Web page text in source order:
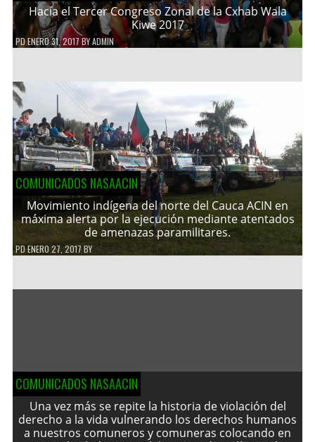
Hacía el Tercer Congreso Zonal de la Cxhab Wala
Kiwe 2017
PDENERO 31, 2017 BYADMIN
COMUNICADOS NASAACIN
Movimiento indígena del norte del Cauca ACIN en
máxima alerta por la ejecución mediante atentados
de amenazas paramilitares.
PDENERO 27, 2017 BY
COMUNICADOS NASAACIN
Una vez más se repite la historia de violación del
derecho a la vida vulnerando los derechos humanos
a nuestros comuneros y comuneras colocando en